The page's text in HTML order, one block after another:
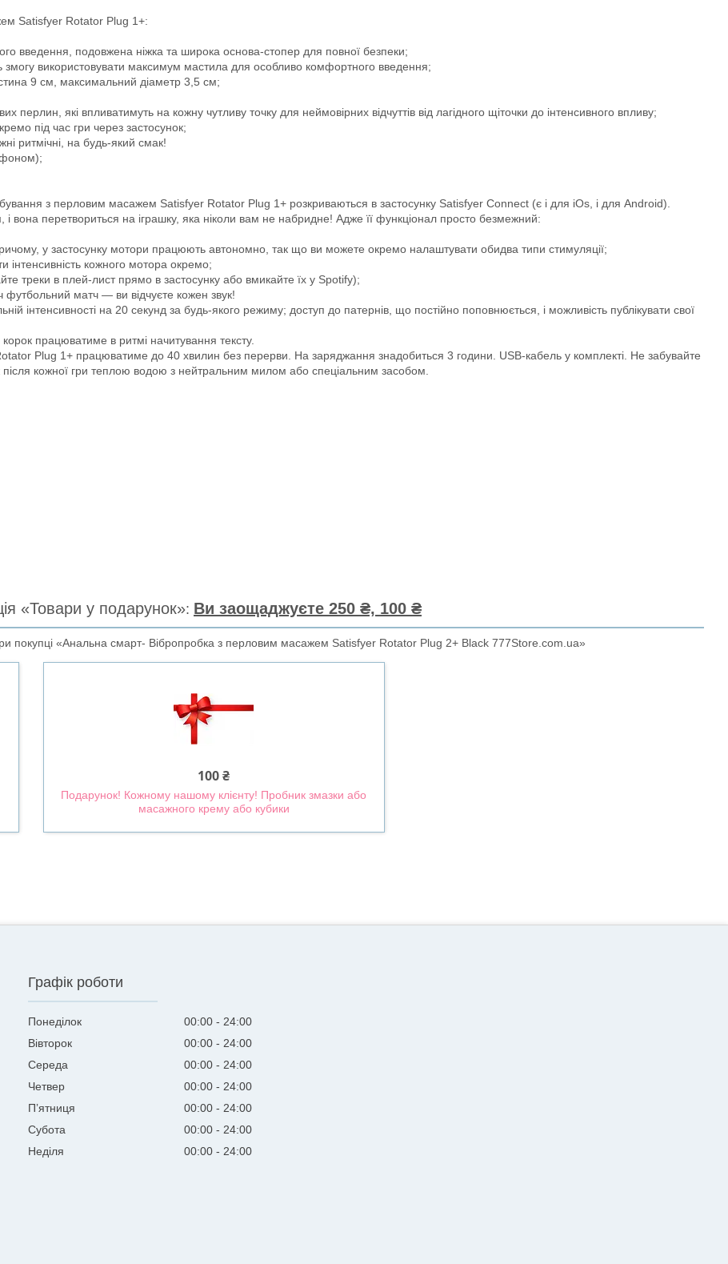
Satisfyer Rotator Plug 1+:
введення, подовжена ніжка та широка основа-стопер для повної безпеки;
змогу використовувати максимум мастила для особливо комфортного введення;
9 см, максимальний діаметр 3,5 см;
перлин, які впливатимуть на кожну чутливу точку для неймовірних відчуттів від лагідного щіточки до інтенсивного впливу;
під час гри через застосунок;
ритмічні, на будь-який смак!
з перловим масажем Satisfyer Rotator Plug 1+ розкриваються в застосунку Satisfyer Connect (є і для iOs, і для Android).
перетвориться на іграшку, яка ніколи вам не набридне! Адже її функціонал просто безмежний:
у застосунку мотори працюють автономно, так що ви можете окремо налаштувати обидва типи стимуляції;
інтенсивність кожного мотора окремо;
треки в плей-лист прямо в застосунку або вмикайте їх у Spotify);
футбольний матч — ви відчуєте кожен звук!
інтенсивності на 20 секунд за будь-якого режиму; доступ до патернів, що постійно поповнюється, і можливість публікувати свої
працюватиме в ритмі начитування тексту.
Plug 1+ працюватиме до 40 хвилин без перерви. На заряджання знадобиться 3 години. USB-кабель у комплекті. Не забувайте
кожної гри теплою водою з нейтральним милом або спеціальним засобом.
«Товари у подарунок» Ви заощаджуєте 250 ₴, 100 ₴
покупці «Анальна смарт- Вібропробка з перловим масажем Satisfyer Rotator Plug 2+ Black 777Store.com.ua»
100 ₴
Подарунок! Кожному нашому клієнту! Пробник змазки або
масажного крему або кубики
Графік роботи
Понеділок 00:00
24:00
Вівторок
00:00
24:00
Середа
00:00
24:00
Четвер
00:00
24:00
Пʼятниця
00:00
24:00
Субота
00:00
24:00
Неділя
00:00 24:00